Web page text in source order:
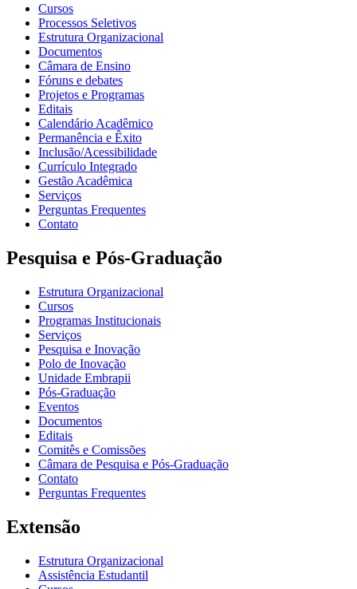
Cursos
Processos Seletivos
Estrutura Organizacional
Documentos
Câmara de Ensino
Fóruns e debates
Projetos e Programas
Editais
Calendário Acadêmico
Permanência e Êxito
Inclusão/Acessibilidade
Currículo Integrado
Gestão Acadêmica
Serviços
Perguntas Frequentes
Contato
Pesquisa e Pós-Graduação
Estrutura Organizacional
Cursos
Programas Institucionais
Serviços
Pesquisa e Inovação
Polo de Inovação
Unidade Embrapii
Pós-Graduação
Eventos
Documentos
Editais
Comitês e Comissões
Câmara de Pesquisa e Pós-Graduação
Contato
Perguntas Frequentes
Extensão
Estrutura Organizacional
Assistência Estudantil